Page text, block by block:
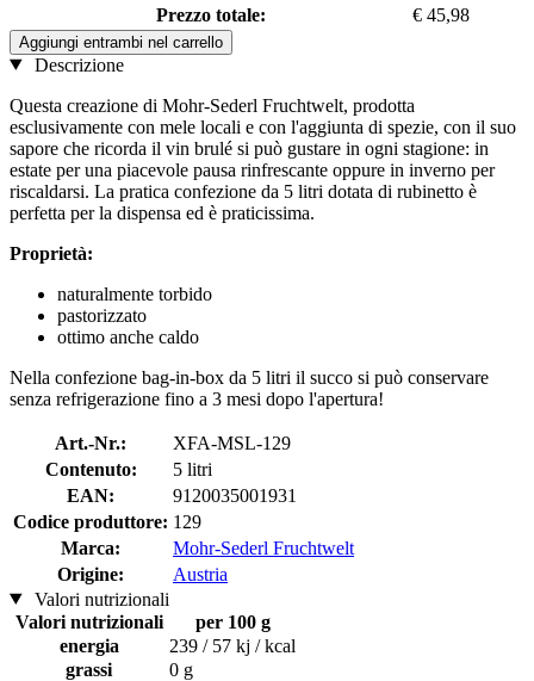
Prezzo totale:
€ 45,98
Aggiungi entrambi nel carrello
Descrizione
Questa creazione di Mohr-Sederl Fruchtwelt, prodotta
esclusivamente con mele locali e con l'aggiunta di spezie, con il suo
sapore che ricorda il vin brulé si può gustare in ogni stagione: in
estate per una piacevole pausa rinfrescante oppure in inverno per
riscaldarsi. La pratica confezione da 5 litri dotata di rubinetto è
perfetta per la dispensa ed è praticissima.
Proprietà:
naturalmente torbido
pastorizzato
ottimo anche caldo
Nella confezione bag-in-box da 5 litri il succo si può conservare
senza refrigerazione fino a 3 mesi dopo l'apertura!
Art.-Nr.:
XFA-MSL-129
Contenuto:
5 litri
EAN:
9120035001931
Codice produttore: 129
Marca:
Mohr-Sederl Fruchtwelt
Origine:
Austria
Valori nutrizionali
Valori nutrizionali
per 100 g
energia
239 / 57 kj / kcal
grassi
0 g